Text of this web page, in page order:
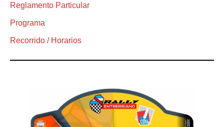
Reglamento Particular
Programa
Recorrido / Horarios